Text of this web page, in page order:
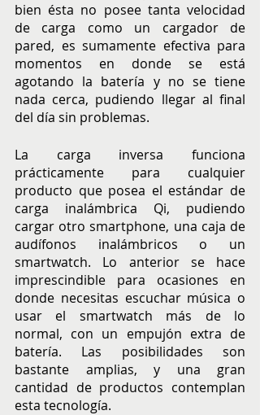
bien ésta no posee tanta velocidad
de carga como un cargador de
pared, es sumamente efectiva para
momentos en donde se está
agotando la batería y no se tiene
nada cerca, pudiendo llegar al final
del día sin problemas.
La carga inversa funciona
prácticamente para cualquier
producto que posea el estándar de
carga inalámbrica Qi, pudiendo
cargar otro smartphone, una caja de
audífonos inalámbricos o un
smartwatch. Lo anterior se hace
imprescindible para ocasiones en
donde necesitas escuchar música o
usar el smartwatch más de lo
normal, con un empujón extra de
batería. Las posibilidades son
bastante amplias, y una gran
cantidad de productos contemplan
esta tecnología.